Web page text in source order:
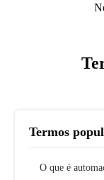
Termos
O que é